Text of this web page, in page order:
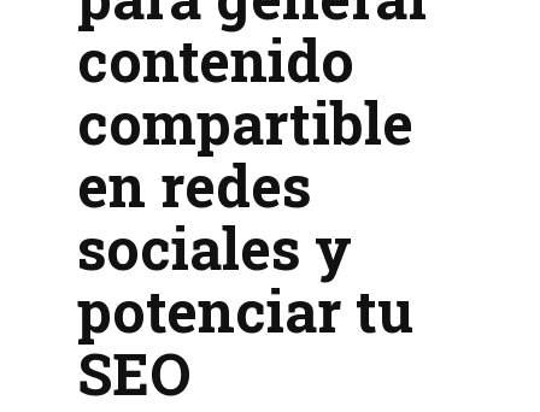
contenido
compartible
en redes
sociales y
potenciar tu
SEO